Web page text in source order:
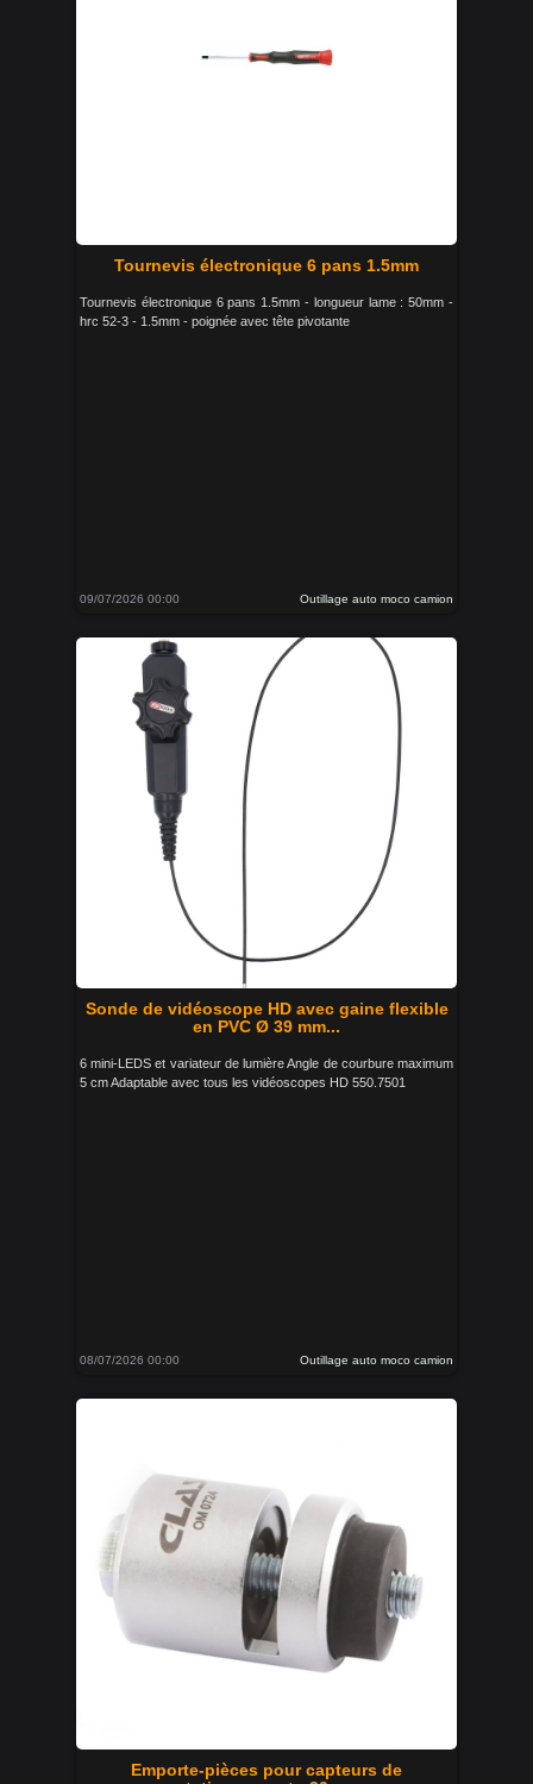
Tournevis électronique 6 pans 1.5mm
Tournevis électronique 6 pans 1.5mm - longueur lame : 50mm -
hrc 52-3 - 1.5mm - poignée avec tête pivotante
09/07/2026 00:00 Outillage auto moco camion
Sonde de vidéoscope HD avec gaine flexible
en PVC Ø 39 mm...
6 mini-LEDS et variateur de lumière Angle de courbure maximum
5 cm Adaptable avec tous les vidéoscopes HD 550.7501
08/07/2026 00:00 Outillage auto moco camion
Emporte-pièces pour capteurs de